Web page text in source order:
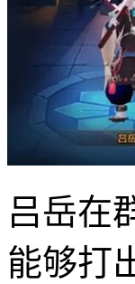
吕岳在
能够打